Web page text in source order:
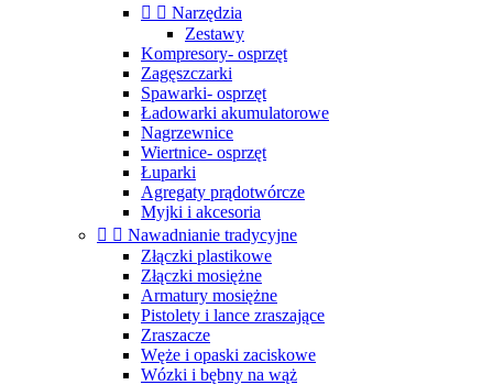
  Narzędzia
Zestawy
Kompresory- osprzęt
Zagęszczarki
Spawarki- osprzęt
Ładowarki akumulatorowe
Nagrzewnice
Wiertnice- osprzęt
Łuparki
Agregaty prądotwórcze
Myjki i akcesoria
  Nawadnianie tradycyjne
Złączki plastikowe
Złączki mosiężne
Armatury mosiężne
Pistolety i lance zraszające
Zraszacze
Węże i opaski zaciskowe
Wózki i bębny na wąż